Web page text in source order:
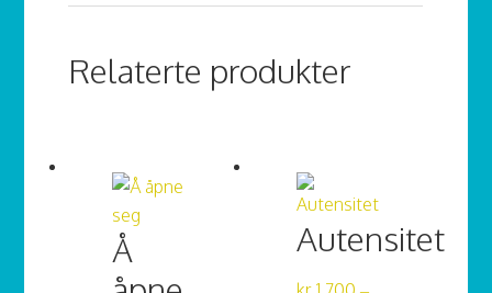
Relaterte produkter
Å
Autensitet